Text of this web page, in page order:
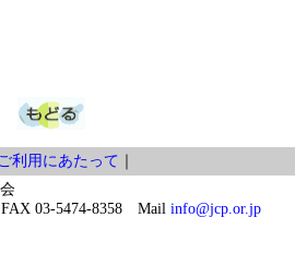
ご利用にあたって
03-5474-8358 Mail info@jcp.or.jp